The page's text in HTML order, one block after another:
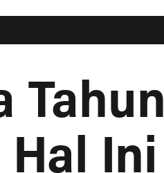
Tahun
Ini